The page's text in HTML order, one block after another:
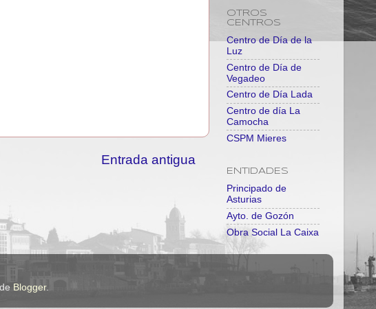
Entrada antigua
OTROS
CENTROS
Centro de Día de la
Luz
Centro de Día de
Vegadeo
Centro de Día Lada
Centro de día La
Camocha
CSPM Mieres
ENTIDADES
Principado de
Asturias
Ayto. de Gozón
Obra Social La Caixa
Blogger.